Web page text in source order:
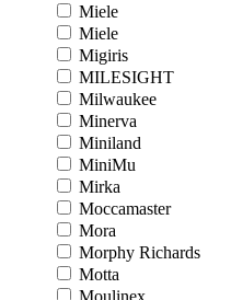
Miele
Miele
Migiris
MILESIGHT
Milwaukee
Minerva
Miniland
MiniMu
Mirka
Moccamaster
Mora
Morphy Richards
Motta
Moulinex